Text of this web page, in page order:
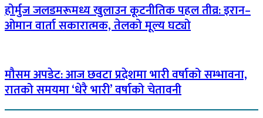
होर्मुज जलडमरूमध्य खुलाउन कूटनीतिक पहल तीव्र: इरान–
ओमान वार्ता सकारात्मक, तेलको मूल्य घट्यो
मौसम अपडेट: आज छवटा प्रदेशमा भारी वर्षाको सम्भावना,
रातको समयमा ‘धेरै भारी’ वर्षाको चेतावनी